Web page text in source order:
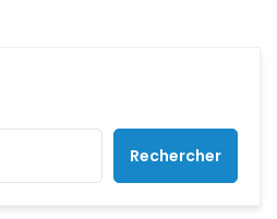
Rechercher